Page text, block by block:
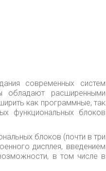
современных систем
обладают расширенными
как программные, так
функциональных блоков
блоков (почти в три
дисплея, введением
в том числе в